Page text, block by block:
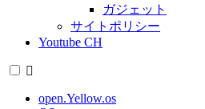
ガジェット
サイトポリシー
Youtube CH
open.Yellow.os